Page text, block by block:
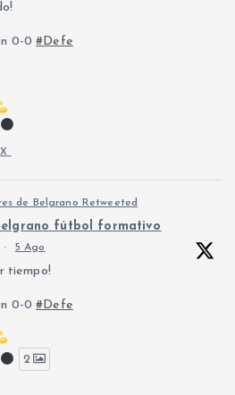
0-0#Defe
X
de Belgrano Retweeted
fútbol formativo
· 5 Ago
tiempo!
0-0#Defe
2